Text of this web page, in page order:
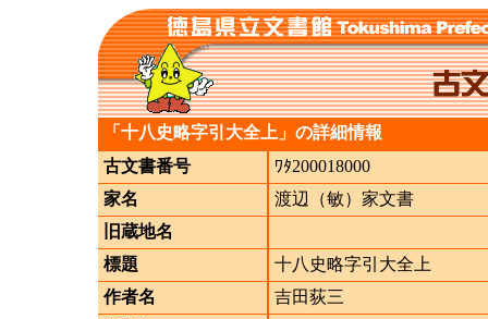
「十八史略字引大全上」の詳細情報
古文書番号
ﾜﾀ200018000
家名
渡辺（敏）家文書
旧蔵地名
標題
十八史略字引大全上
作者名
吉田荻三